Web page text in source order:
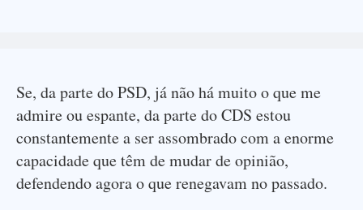
Se, da parte do PSD, já não há muito o que me
admire ou espante, da parte do CDS estou
constantemente a ser assombrado com a enorme
capacidade que têm de mudar de opinião,
defendendo agora o que renegavam no passado.